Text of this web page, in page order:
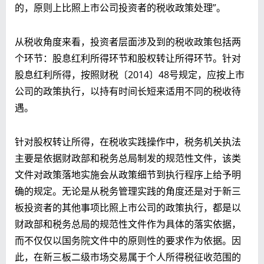
的，原则上比照上市公司投资者的税收政策处理”。
从税收角度来看，投资者层面涉及到的税收政策包括两
个环节：股息红利所得环节和股权转让所得环节。针对
股息红利所得，按照财税〔2014〕48号规定，应按上市
公司的政策执行，以持有时间长短来适用不同的税收待
遇。
针对股权转让所得，在税收实践操作中，税务机关执法
主要是依据财政部和税务总局制发的规范性文件，该类
文件对政策落地实施会从政策细节到执行程序上给予明
确的规定。无论是从税务管理实践的角度还是对于新三
板投资者的其他事项比照上市公司的政策执行，都是以
财政部和税务总局的规范性文件作为具体的落实依据，
而不仅仅以国务院文件中的原则性的要求作为依据。因
此，在新三板二级市场交易属于个人所得税征收范围的